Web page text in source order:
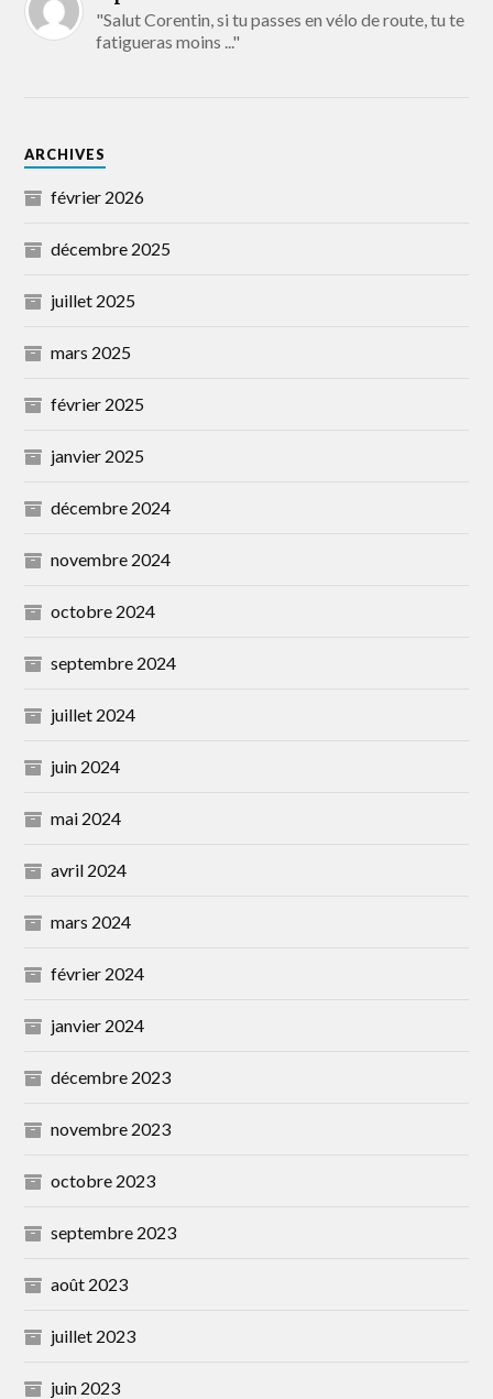
"Salut Corentin, si tu passes en vélo de route, tu te
fatigueras moins ..."
ARCHIVES
février 2026
décembre 2025
juillet 2025
mars 2025
février 2025
janvier 2025
décembre 2024
novembre 2024
octobre 2024
septembre 2024
juillet 2024
juin 2024
mai 2024
avril 2024
mars 2024
février 2024
janvier 2024
décembre 2023
novembre 2023
octobre 2023
septembre 2023
août 2023
juillet 2023
juin 2023